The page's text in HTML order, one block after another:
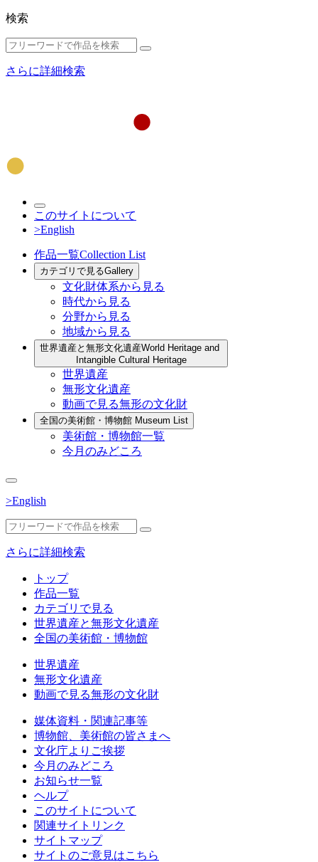
検索
さらに詳細検索
このサイトについて
>English
作品一覧Collection List
カテゴリで見るGallery
文化財体系から見る
時代から見る
分野から見る
地域から見る
世界遺産と無形文化遺産World Heritage and
Intangible Cultural Heritage
世界遺産
無形文化遺産
動画で見る無形の文化財
全国の美術館・博物館 Museum List
美術館・博物館一覧
今月のみどころ
>English
さらに詳細検索
トップ
作品一覧
カテゴリで見る
世界遺産と無形文化遺産
全国の美術館・博物館
世界遺産
無形文化遺産
動画で見る無形の文化財
媒体資料・関連記事等
博物館、美術館の皆さまへ
文化庁よりご挨拶
今月のみどころ
お知らせ一覧
ヘルプ
このサイトについて
関連サイトリンク
サイトマップ
サイトのご意見はこちら